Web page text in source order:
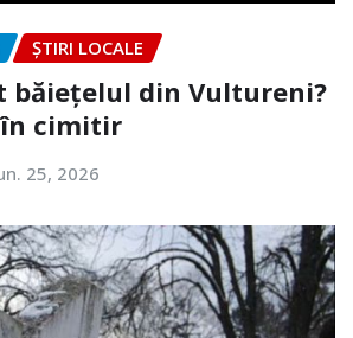
ȘTIRI LOCALE
băiețelul din Vultureni?
cimitir
25, 2026